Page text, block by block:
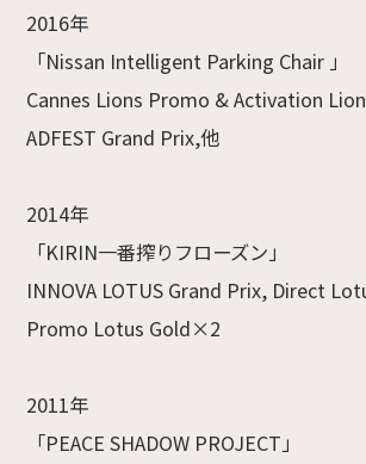
2016年
「Nissan Intelligent Parking Chair 」
Cannes Lions Promo & Activation
ADFEST Grand Prix,他
2014年
「KIRIN一番搾りフローズン」
INNOVA LOTUS Grand Prix, Direct
Promo Lotus Gold×2
2011年
「PEACE SHADOW PROJECT」